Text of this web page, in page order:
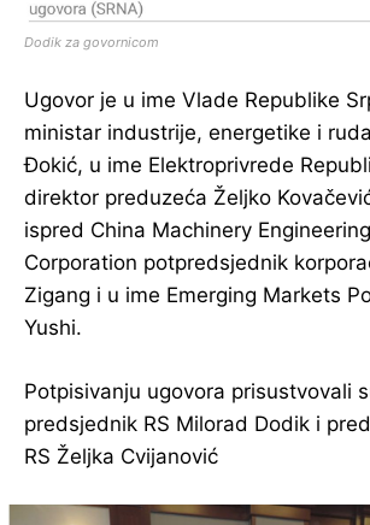
Dodik za govornicom
Ugovor je u ime Vlade Republike
ministar industrije, energetike i
Đokić, u ime Elektroprivrede
direktor preduzeća Željko
ispred China Machinery Engineering
Corporation potpredsjednik
Zigang i u ime Emerging Markets
Yushi.
Potpisivanju ugovora prisustvovali
predsjednik RS Milorad Dodik i
RS Željka Cvijanović